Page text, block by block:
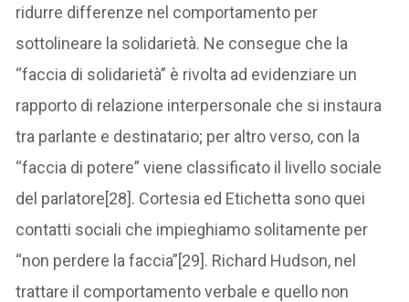
ridurre differenze nel comportamento per
sottolineare la solidarietà. Ne consegue che la
“faccia di solidarietà” è rivolta ad evidenziare un
rapporto di relazione interpersonale che si instaura
tra parlante e destinatario; per altro verso, con la
“faccia di potere” viene classificato il livello sociale
del parlatore[28]. Cortesia ed Etichetta sono quei
contatti sociali che impieghiamo solitamente per
“non perdere la faccia”[29]. Richard Hudson, nel
trattare il comportamento verbale e quello non